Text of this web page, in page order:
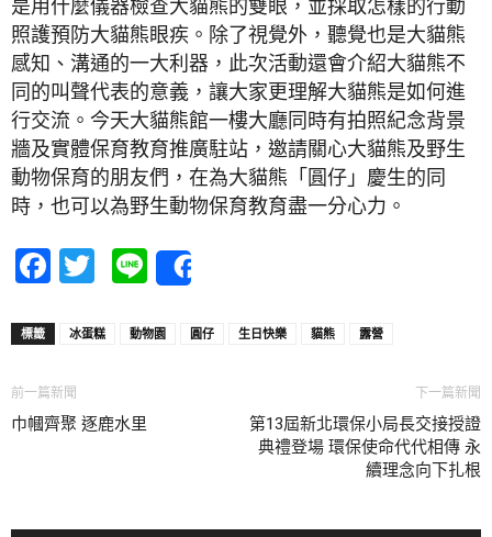
是用什麼儀器檢查大貓熊的雙眼，並採取怎樣的行動
照護預防大貓熊眼疾。除了視覺外，聽覺也是大貓熊
感知、溝通的一大利器，此次活動還會介紹大貓熊不
同的叫聲代表的意義，讓大家更理解大貓熊是如何進
行交流。今天大貓熊館一樓大廳同時有拍照紀念背景
牆及實體保育教育推廣駐站，邀請關心大貓熊及野生
動物保育的朋友們，在為大貓熊「圓仔」慶生的同
時，也可以為野生動物保育教育盡一分心力。
Facebook
Twitter
Line
標籤 冰蛋糕 動物園 圓仔 生日快樂 貓熊 露營
前一篇新聞
巾幗齊聚 逐鹿水里
下一篇新聞
第13屆新北環保小局長交接授證
典禮登場 環保使命代代相傳 永
續理念向下扎根